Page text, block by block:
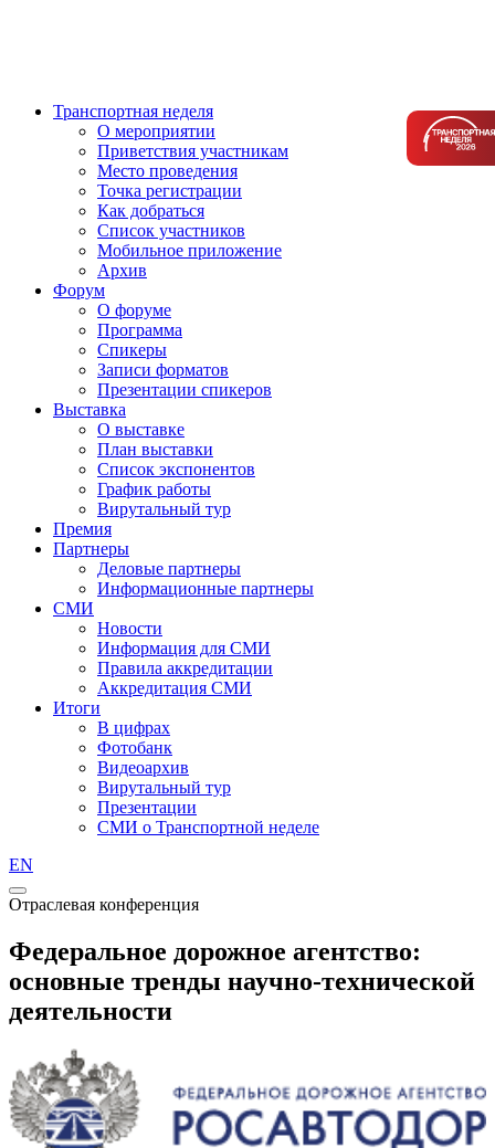
Транспортная неделя
О мероприятии
Приветствия участникам
Место проведения
Точка регистрации
Как добраться
Список участников
Мобильное приложение
Архив
Форум
О форуме
Программа
Спикеры
Записи форматов
Презентации спикеров
Выставка
О выставке
План выставки
Список экспонентов
График работы
Вирутальный тур
Премия
Партнеры
Деловые партнеры
Информационные партнеры
СМИ
Новости
Информация для СМИ
Правила аккредитации
Аккредитация СМИ
Итоги
В цифрах
Фотобанк
Видеоархив
Вирутальный тур
Презентации
СМИ о Транспортной неделе
EN
Отраслевая конференция
Федеральное дорожное агентство:
основные тренды научно-технической
деятельности